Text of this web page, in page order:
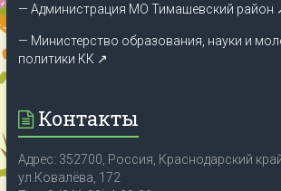
— Администрация МО Тимашевский район
— Министерство образования, науки и
политики КК ↗
Контакты
Адрес: 352700, Россия, Краснодарский
ул.Ковалёва, 172